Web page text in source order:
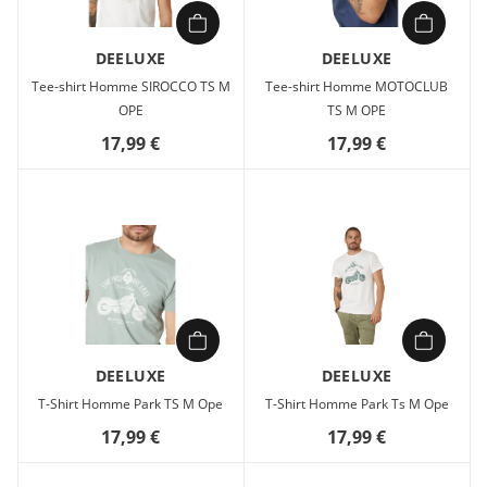
DEELUXE
Tee-shirt Homme SIROCCO TS M
OPE
17,99 €
DEELUXE
Tee-shirt Homme MOTOCLUB
TS M OPE
17,99 €
DEELUXE
T-Shirt Homme Park TS M Ope
17,99 €
DEELUXE
T-Shirt Homme Park Ts M Ope
17,99 €